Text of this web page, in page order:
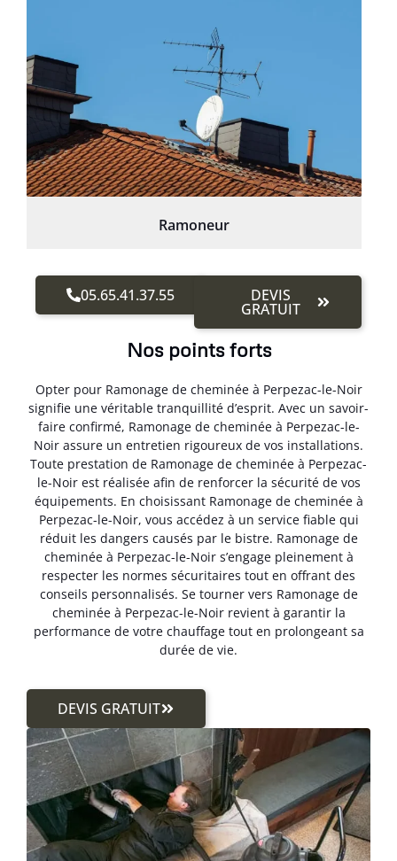
Ramoneur
05.65.41.37.55 DEVIS
GRATUIT
Nos points forts
Opter pour Ramonage de cheminée à Perpezac-le-Noir
signifie une véritable tranquillité d’esprit. Avec un savoir-
faire confirmé, Ramonage de cheminée à Perpezac-le-
Noir assure un entretien rigoureux de vos installations.
Toute prestation de Ramonage de cheminée à Perpezac-
le-Noir est réalisée afin de renforcer la sécurité de vos
équipements. En choisissant Ramonage de cheminée à
Perpezac-le-Noir, vous accédez à un service fiable qui
réduit les dangers causés par le bistre. Ramonage de
cheminée à Perpezac-le-Noir s’engage pleinement à
respecter les normes sécuritaires tout en offrant des
conseils personnalisés. Se tourner vers Ramonage de
cheminée à Perpezac-le-Noir revient à garantir la
performance de votre chauffage tout en prolongeant sa
durée de vie.
DEVIS GRATUIT